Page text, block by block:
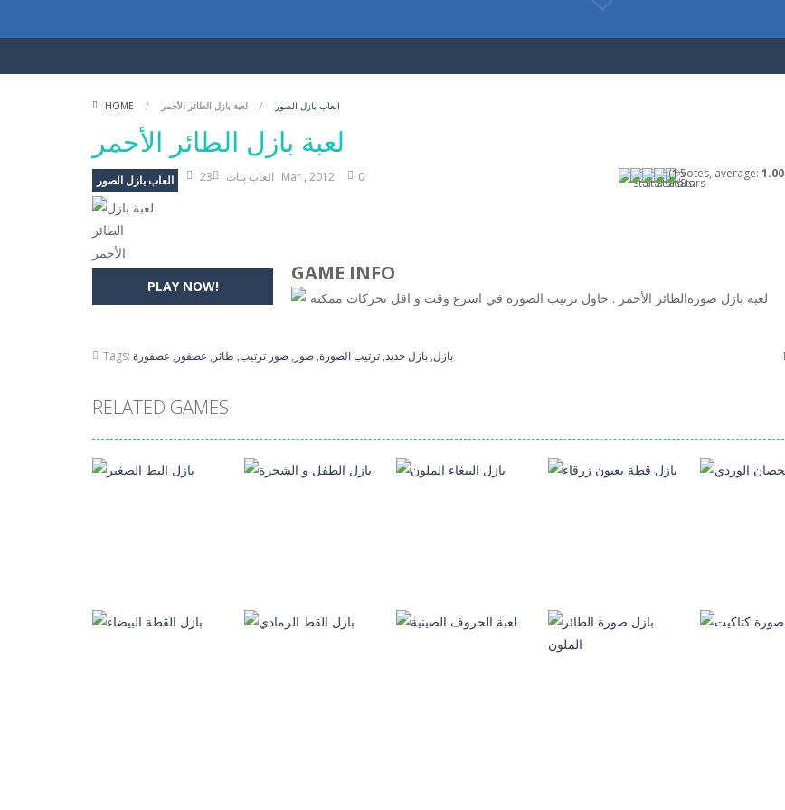
HOME / العاب بازل الصور / لعبة بازل الطائر الأحمر
لعبة بازل الطائر الأحمر
(1votes, average: 1.00 العاب بازل الصور العاب بنات 23 Mar , 2012 0
PLAY NOW!
GAME INFO
لعبة بازل صورةالطائر الأحمر . حاول ترتيب الصورة في اسرع وقت و اقل تحركات ممكنة
Tags: بازل, بازل جديد, ترتيب الصورة, صور , صور ترتيب, طائر , عصفور , عصفورة
RELATED GAMES